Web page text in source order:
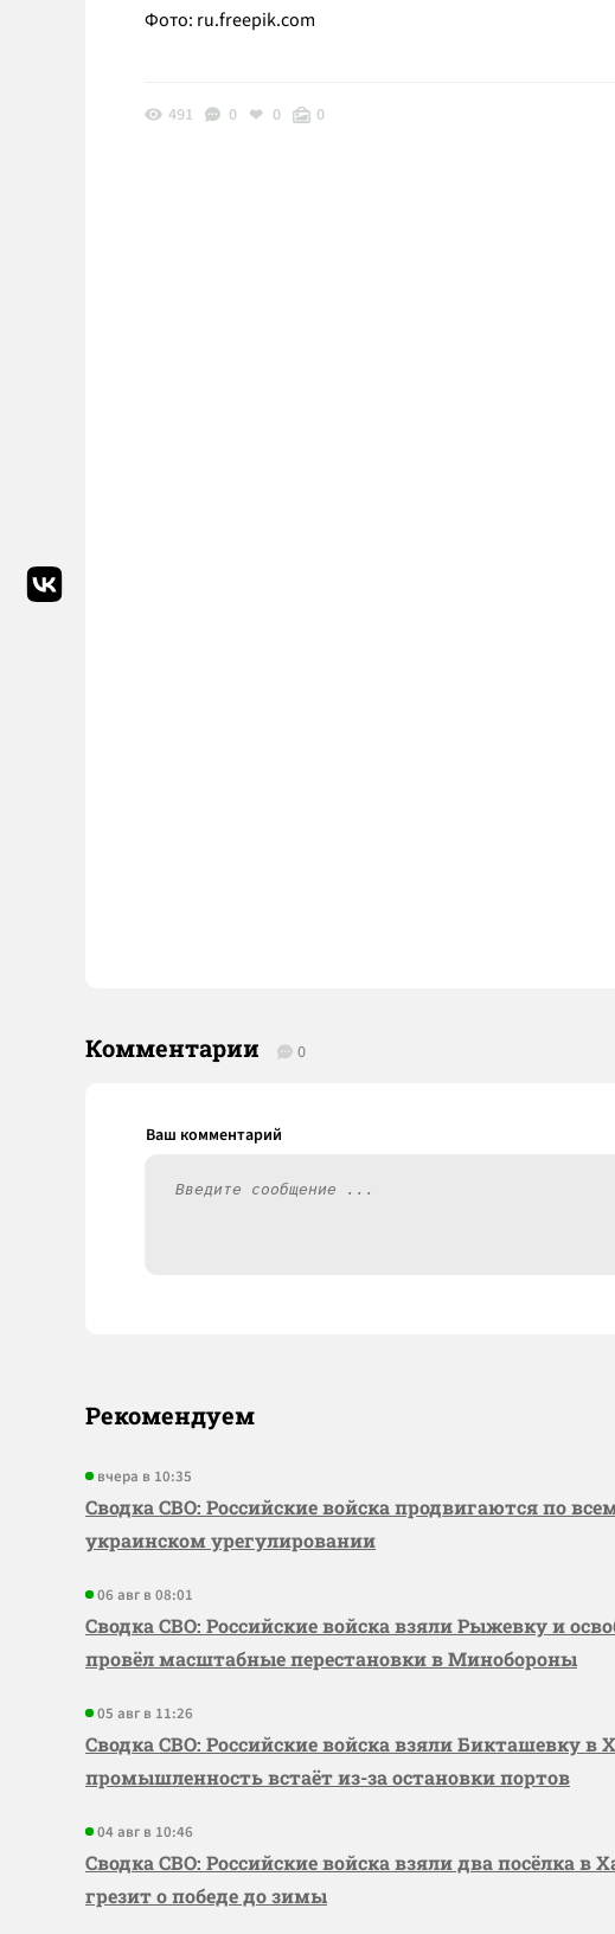
Фото: ru.freepik.com
491 0 0 0
Комментарии 0
Рекомендуем
вчера в 10:35
Сводка СВО: Российские войска продвигаются по
украинском урегулировании
06 авг в 08:01
Сводка СВО: Российские войска взяли Рыжевку и
провёл масштабные перестановки в Минобороны
05 авг в 11:26
Сводка СВО: Российские войска взяли Бикташевку в
промышленность встаёт из-за остановки портов
04 авг в 10:46
Сводка СВО: Российские войска взяли два посёлка в
грезит о победе до зимы